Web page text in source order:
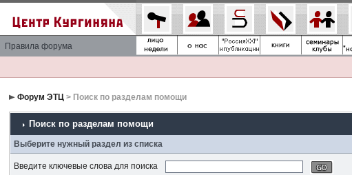
Правила форума
Форум ЭТЦ > Поиск по разделам помощи
Поиск по разделам помощи
Выберите нужный раздел из списка
Введите ключевые слова для поиска